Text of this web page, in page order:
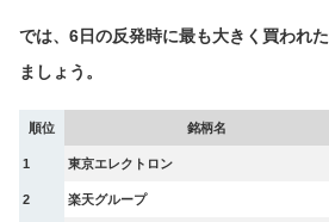
では、6日の反発時に最も大きく買われ
ましょう。
順位 銘柄名
1 東京エレクトロン
2 楽天グループ